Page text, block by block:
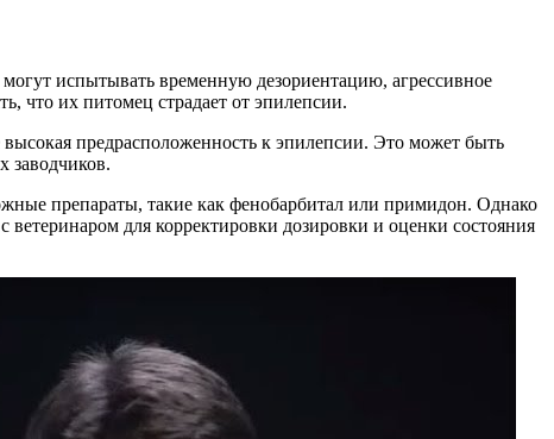
испытывать временную дезориентацию, агрессивное
что их питомец страдает от эпилепсии.
предрасположенность к эпилепсии. Это может быть
заводчиков.
препараты, такие как фенобарбитал или примидон. Однако
для корректировки дозировки и оценки состояния